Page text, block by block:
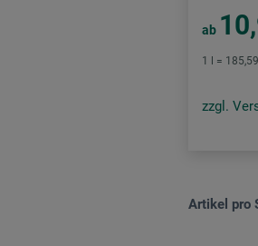
ab
1 l =
zzgl.
Artikel pro